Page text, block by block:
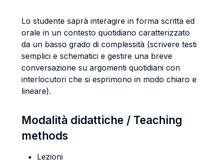
Lo studente saprà interagire in forma scritta ed
orale in un contesto quotidiano caratterizzato
da un basso grado di complessità (scrivere testi
semplici e schematici e gestire una breve
conversazione su argomenti quotidiani con
interlocutori che si esprimono in modo chiaro e
lineare).
Modalità didattiche / Teaching
methods
Lezioni